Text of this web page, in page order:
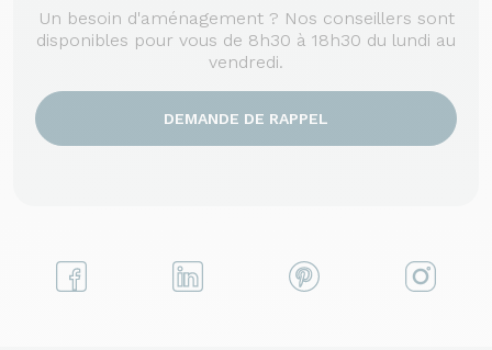
Un besoin d'aménagement ? Nos conseillers sont
disponibles pour vous de 8h30 à 18h30 du lundi au
vendredi.
DEMANDE DE RAPPEL